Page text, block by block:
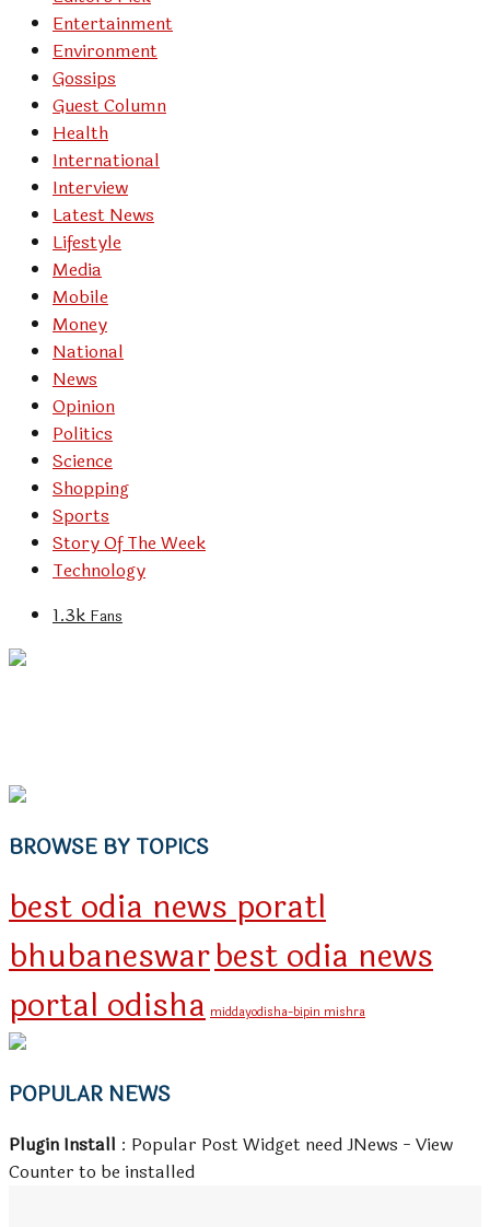
Entertainment
Environment
Gossips
Guest Column
Health
International
Interview
Latest News
Lifestyle
Media
Mobile
Money
National
News
Opinion
Politics
Science
Shopping
Sports
Story Of The Week
Technology
1.3k Fans
BROWSE BY TOPICS
best odia news poratl
bhubaneswarbest odia news
portal odisha middayodisha-bipin mishra
POPULAR NEWS
Plugin Install : Popular Post Widget need JNews - View
Counter to be installed